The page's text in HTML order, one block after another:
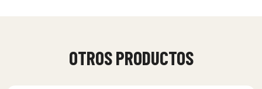
OTROS PRODUCTOS